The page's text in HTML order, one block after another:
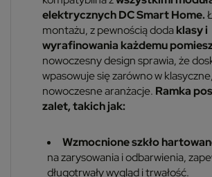
elektrycznych DC Smart Home.
montażu, z pewnością dodaklasy i
wyrafinowania każdemu
nowoczesny design sprawia, że
wpasowuje się zarówno w
nowoczesne aranżacje. Ramka
zalet, takich jak:
Wzmocnione szkło
na zarysowania i odbarwienia,
długotrwały wygląd i trwałość.